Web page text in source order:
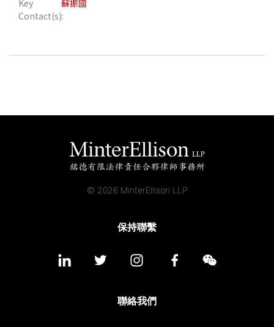
Key
Contact(s):
蘇振國
© 2026 MinterEllison LLP
保持聯繫
聯絡我們